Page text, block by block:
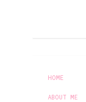
HOME
ABOUT ME